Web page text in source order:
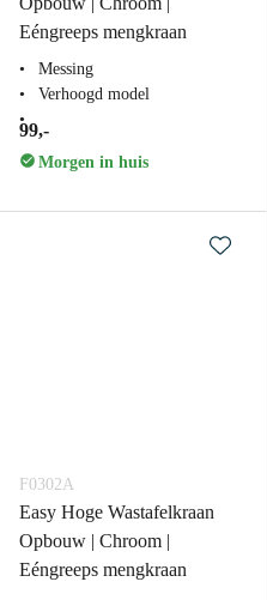
Eéngreeps mengkraan
Messing
Verhoogd model
99,-
Morgen in huis
F0302A
Easy Hoge Wastafelkraan
Opbouw | Chroom |
Eéngreeps mengkraan